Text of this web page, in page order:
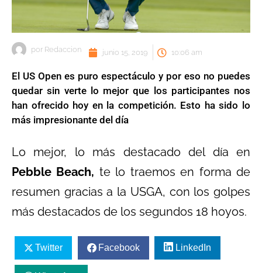
por Redaccion junio 15, 2019 10:06 am
El US Open es puro espectáculo y por eso no puedes
quedar sin verte lo mejor que los participantes nos
han ofrecido hoy en la competición. Esto ha sido lo
más impresionante del día
Lo mejor, lo más destacado del día en
Pebble Beach, te lo traemos en forma de
resumen gracias a la USGA, con los golpes
más destacados de los segundos 18 hoyos.
Twitter Facebook LinkedIn